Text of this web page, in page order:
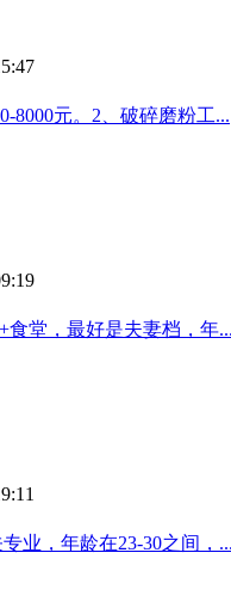
8000元。2、破碎磨粉工...
食堂，最好是夫妻档，年...
业，年龄在23-30之间，...